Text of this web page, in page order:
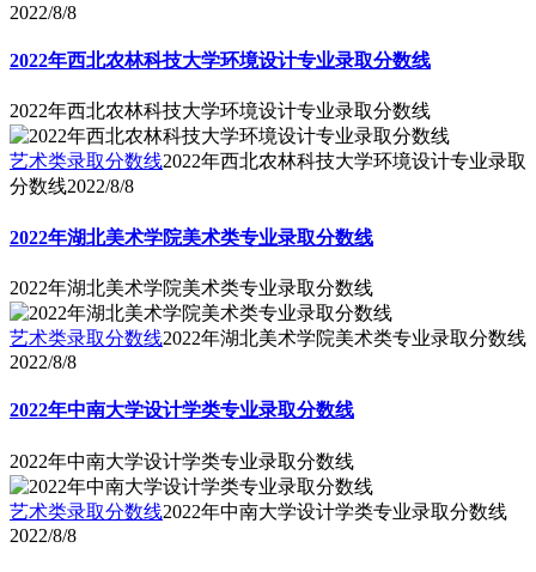
2022/8/8
2022年西北农林科技大学环境设计专业录取分数线
2022年西北农林科技大学环境设计专业录取分数线
艺术类录取分数线2022年西北农林科技大学环境设计专业录取
分数线2022/8/8
2022年湖北美术学院美术类专业录取分数线
2022年湖北美术学院美术类专业录取分数线
艺术类录取分数线2022年湖北美术学院美术类专业录取分数线
2022/8/8
2022年中南大学设计学类专业录取分数线
2022年中南大学设计学类专业录取分数线
艺术类录取分数线2022年中南大学设计学类专业录取分数线
2022/8/8